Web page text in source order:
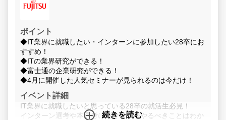
ポイント
◆IT業界に就職したい・インターンに参加したい28卒にお
すすめ！
◆ITの業界研究ができる！
◆富士通の企業研究ができる！
◆4月に開催した人気セミナーが見られるのは今だけ！
イベント詳細
IT業界に就職したいと思っている28卒の就活生必見！
インターン選考や本選考に向けて、今やるべきことはわか
続きを読む